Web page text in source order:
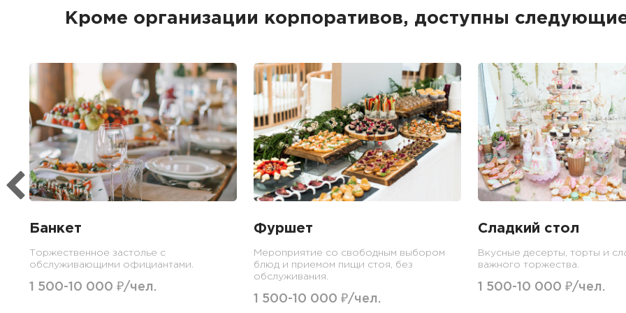
Кроме организации корпоративов, доступны
Банкет
Торжественное застолье с
обслуживающими официантами.
1 500-10 000 ₽/чел.
Фуршет
Мероприятие со свободным выбором
блюд и приемом пищи стоя, без
обслуживания.
1 500-10 000 ₽/чел.
Сладкий стол
Вкусные десерты, торты и
важного торжества.
1 500-10 000 ₽/чел.